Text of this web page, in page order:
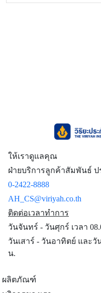
ให้เราดูแลคุณ
ฝ่ายบริการลูกค้าสัมพันธ์
0-2422-8888
AH_CS@viriyah.co.th
ติดต่อเวลาทำการ
วันจันทร์ - วันศุกร์ เวลา
วันเสาร์ - วันอาทิตย์ และวั
น.
ผลิตภัณฑ์